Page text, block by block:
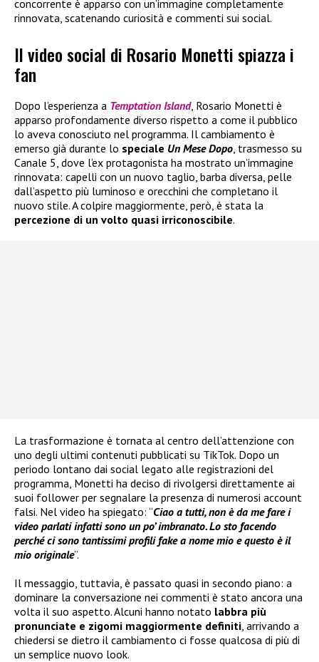
concorrente è apparso con un’immagine completamente
rinnovata, scatenando curiosità e commenti sui social.
Il video social di Rosario Monetti spiazza i
fan
Dopo l’esperienza a Temptation Island, Rosario Monetti è
apparso profondamente diverso rispetto a come il pubblico
lo aveva conosciuto nel programma. Il cambiamento è
emerso già durante lo speciale Un Mese Dopo , trasmesso su
Canale 5, dove l’ex protagonista ha mostrato un’immagine
rinnovata: capelli con un nuovo taglio, barba diversa, pelle
dall’aspetto più luminoso e orecchini che completano il
nuovo stile. A colpire maggiormente, però, è stata la
percezione di un volto quasi irriconoscibile.
La trasformazione è tornata al centro dell’attenzione con
uno degli ultimi contenuti pubblicati su TikTok. Dopo un
periodo lontano dai social legato alle registrazioni del
programma, Monetti ha deciso di rivolgersi direttamente ai
suoi follower per segnalare la presenza di numerosi account
falsi. Nel video ha spiegato: “Ciao a tutti, non è da me fare i
video parlati infatti sono un po’ imbranato. Lo sto facendo
perché ci sono tantissimi profili fake a nome mio e questo è il
mio originale”.
Il messaggio, tuttavia, è passato quasi in secondo piano: a
dominare la conversazione nei commenti è stato ancora una
volta il suo aspetto. Alcuni hanno notato labbra più
pronunciate e zigomi maggiormente definiti , arrivando a
chiedersi se dietro il cambiamento ci fosse qualcosa di più di
un semplice nuovo look.